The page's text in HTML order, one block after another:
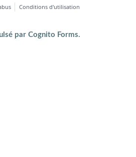
Conditions d'utilisation
par Cognito Forms.